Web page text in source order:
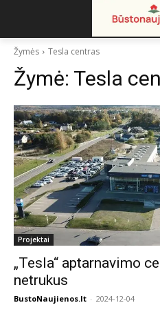
Žymės Tesla centras
Žymė: Tesla
Projektai
„Tesla“ aptarnavimo
netrukus
BustoNaujienos.lt - 2024-12-04